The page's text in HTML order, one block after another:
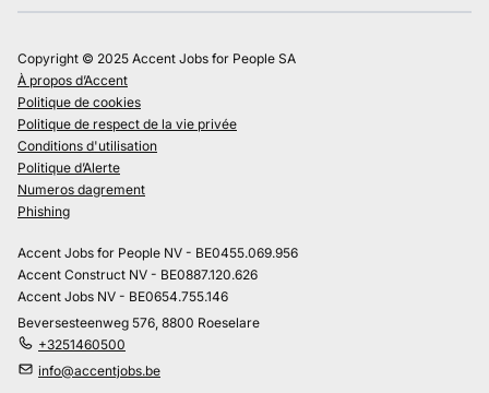
Copyright © 2025 Accent Jobs for People SA
À propos d’Accent
Politique de cookies
Politique de respect de la vie privée
Conditions d'utilisation
Politique d’Alerte
Numeros dagrement
Phishing
Accent Jobs for People NV - BE0455.069.956
Accent Construct NV - BE0887.120.626
Accent Jobs NV - BE0654.755.146
Beversesteenweg 576, 8800 Roeselare
+3251460500
info@accentjobs.be